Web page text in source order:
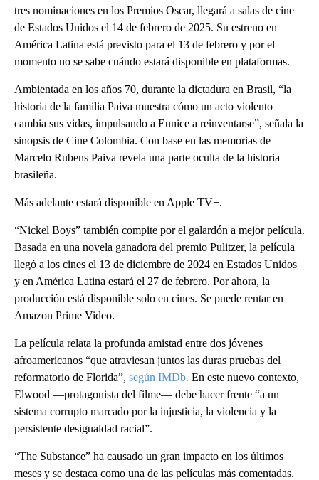
tres nominaciones en los Premios Oscar, llegará a salas de cine
de Estados Unidos el 14 de febrero de 2025. Su estreno en
América Latina está previsto para el 13 de febrero y por el
momento no se sabe cuándo estará disponible en plataformas.
Ambientada en los años 70, durante la dictadura en Brasil, “la
historia de la familia Paiva muestra cómo un acto violento
cambia sus vidas, impulsando a Eunice a reinventarse”, señala la
sinopsis de Cine Colombia. Con base en las memorias de
Marcelo Rubens Paiva revela una parte oculta de la historia
brasileña.
Más adelante estará disponible en Apple TV+.
“Nickel Boys” también compite por el galardón a mejor película.
Basada en una novela ganadora del premio Pulitzer, la película
llegó a los cines el 13 de diciembre de 2024 en Estados Unidos
y en América Latina estará el 27 de febrero. Por ahora, la
producción está disponible solo en cines. Se puede rentar en
Amazon Prime Video.
La película relata la profunda amistad entre dos jóvenes
afroamericanos “que atraviesan juntos las duras pruebas del
reformatorio de Florida”, según IMDb. En este nuevo contexto,
Elwood —protagonista del filme— debe hacer frente “a un
sistema corrupto marcado por la injusticia, la violencia y la
persistente desigualdad racial”.
“The Substance” ha causado un gran impacto en los últimos
meses y se destaca como una de las películas más comentadas.